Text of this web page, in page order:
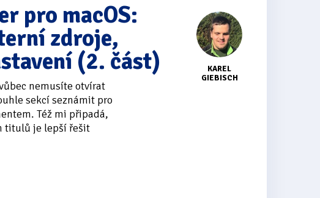
KAREL
GIEBISCH
pro macOS:
zdroje,
(2. část)
nemusíte otvírat
sekcí seznámit pro
Též mi připadá,
titulů je lepší řešit